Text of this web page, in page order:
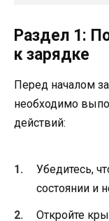
Раздел 1:
к зарядке
Перед началом
необходимо
действий:
Убедитесь,
состоянии и
Откройте